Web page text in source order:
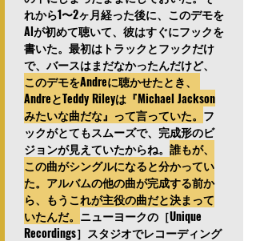
れから1〜2ヶ月経った後に、このデモを
Alが初めて聴いて、彼はすぐにフックを
書いた。最初はトラックとフックだけ
で、バースはまだなかったんだけど、
このデモをAndreに聴かせたとき、
AndreとTeddy Rileyは『Michael Jackson
みたいな曲だな』って言っていた。 フ
ックがとてもスムーズで、完成形のビ
ジョンが見えていたからね。 誰もが、
この曲がシングルになると分かってい
た。アルバムの他の曲が完成する前か
ら、もうこれが主役の曲だと決まって
いたんだ。 ニューヨークの［Unique
Recordings］スタジオでレコーディング